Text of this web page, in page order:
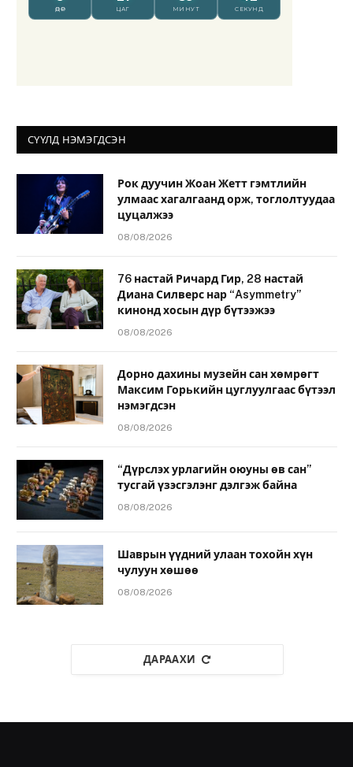
СҮҮЛД НЭМЭГДСЭН
Рок дуучин Жоан Жетт гэмтлийн
улмаас хагалгаанд орж, тоглолтуудаа
цуцалжээ
08/08/2026
76 настай Ричард Гир, 28 настай
Диана Силверс нар “Asymmetry”
кинонд хосын дүр бүтээжээ
08/08/2026
Дорно дахины музейн сан хөмрөгт
Максим Горькийн цуглуулгаас бүтээл
нэмэгдсэн
08/08/2026
“Дүрслэх урлагийн оюуны өв сан”
тусгай үзэсгэлэнг дэлгэж байна
08/08/2026
Шаврын үүдний улаан тохойн хүн
чулуун хөшөө
08/08/2026
ДАРААХИ